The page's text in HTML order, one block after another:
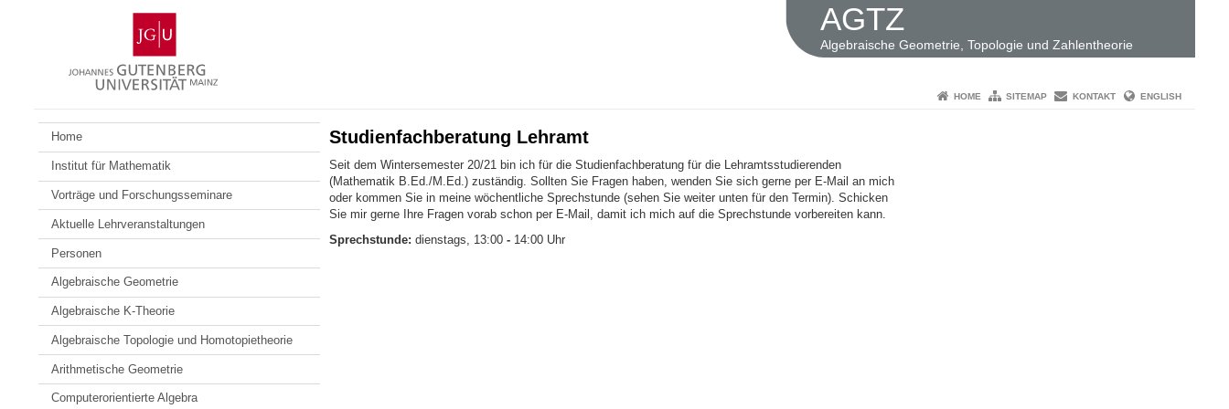
Gutenberg-
Universität
Mainz
AGTZ
Algebraische Geometrie, Topologie und Zahlentheorie
HOME SITEMAP KONTAKT ENGLISH
Home
Institut für Mathematik
Vorträge und Forschungsseminare
Aktuelle Lehrveranstaltungen
Personen
Algebraische Geometrie
Algebraische K-Theorie
Algebraische Topologie und Homotopietheorie
Arithmetische Geometrie
Computerorientierte Algebra
Studienfachberatung Lehramt
Seit dem Wintersemester 20/21 bin ich für die Studienfachberatung für die Lehramtsstudierenden
(Mathematik B.Ed./M.Ed.) zuständig. Sollten Sie Fragen haben, wenden Sie sich gerne per E-Mail an mich
oder kommen Sie in meine wöchentliche Sprechstunde (sehen Sie weiter unten für den Termin). Schicken
Sie mir gerne Ihre Fragen vorab schon per E-Mail, damit ich mich auf die Sprechstunde vorbereiten kann.
Sprechstunde: dienstags, 13:00-14:00 Uhr